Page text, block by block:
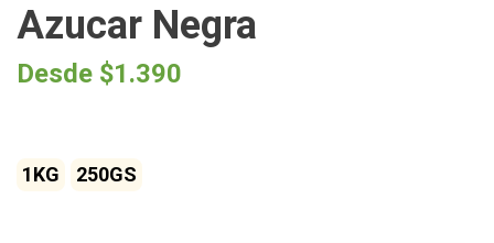
Azucar Negra
Desde $1.390
1KG 250GS